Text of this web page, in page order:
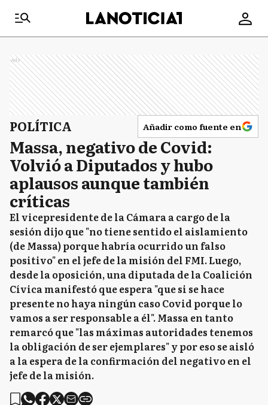
Ads
POLÍTICA Añadir como fuente en
Massa, negativo de Covid:
Volvió a Diputados y hubo
aplausos aunque también
críticas
El vicepresidente de la Cámara a cargo de la
sesión dijo que "no tiene sentido el aislamiento
(de Massa) porque habría ocurrido un falso
positivo" en el jefe de la misión del FMI. Luego,
desde la oposición, una diputada de la Coalición
Cívica manifestó que espera "que si se hace
presente no haya ningún caso Covid porque lo
vamos a ser responsable a él". Massa en tanto
remarcó que "las máximas autoridades tenemos
la obligación de ser ejemplares" y por eso se aisló
a la espera de la confirmación del negativo en el
jefe de la misión.